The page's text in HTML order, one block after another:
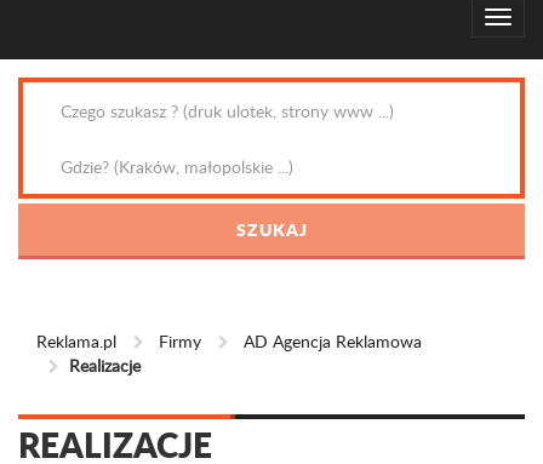
Reklama.pl Firmy
AD Agencja Reklamowa
Realizacje
REALIZACJE